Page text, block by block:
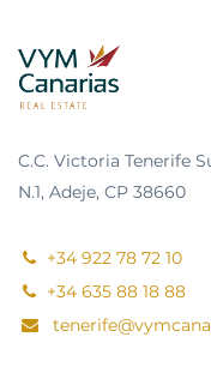
C.C. Victoria Tenerife
N.1, Adeje, CP 38660
+34 922 78 72 10
+34 635 88 18 88